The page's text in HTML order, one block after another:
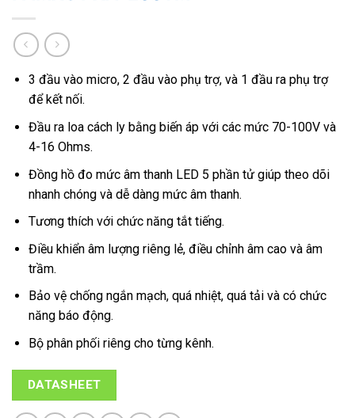
3 đầu vào micro, 2 đầu vào phụ trợ, và 1 đầu ra phụ trợ
để kết nối.
Đầu ra loa cách ly bằng biến áp với các mức 70-100V và
4-16 Ohms.
Đồng hồ đo mức âm thanh LED 5 phần tử giúp theo dõi
nhanh chóng và dễ dàng mức âm thanh.
Tương thích với chức năng tắt tiếng.
Điều khiển âm lượng riêng lẻ, điều chỉnh âm cao và âm
trầm.
Bảo vệ chống ngắn mạch, quá nhiệt, quá tải và có chức
năng báo động.
Bộ phân phối riêng cho từng kênh.
DATASHEET